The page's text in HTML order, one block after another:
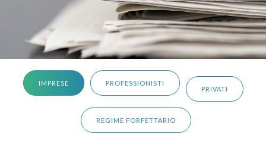
IMPRESE PROFESSIONISTI
PRIVATI
REGIME FORFETTARIO